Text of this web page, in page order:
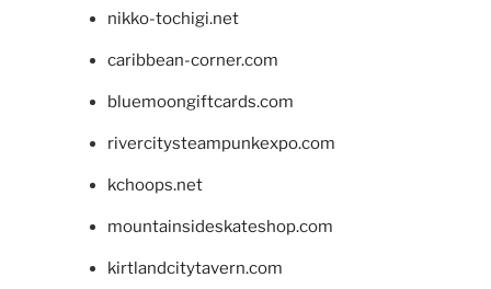
nikko-tochigi.net
caribbean-corner.com
bluemoongiftcards.com
rivercitysteampunkexpo.com
kchoops.net
mountainsideskateshop.com
kirtlandcitytavern.com